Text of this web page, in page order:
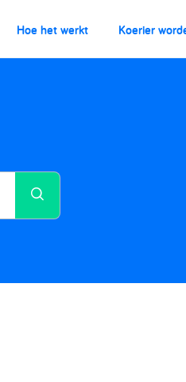
Hoe het werkt Koerier